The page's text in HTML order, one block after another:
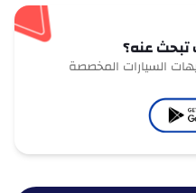
تبحث عنه؟
السيارات المخصصة